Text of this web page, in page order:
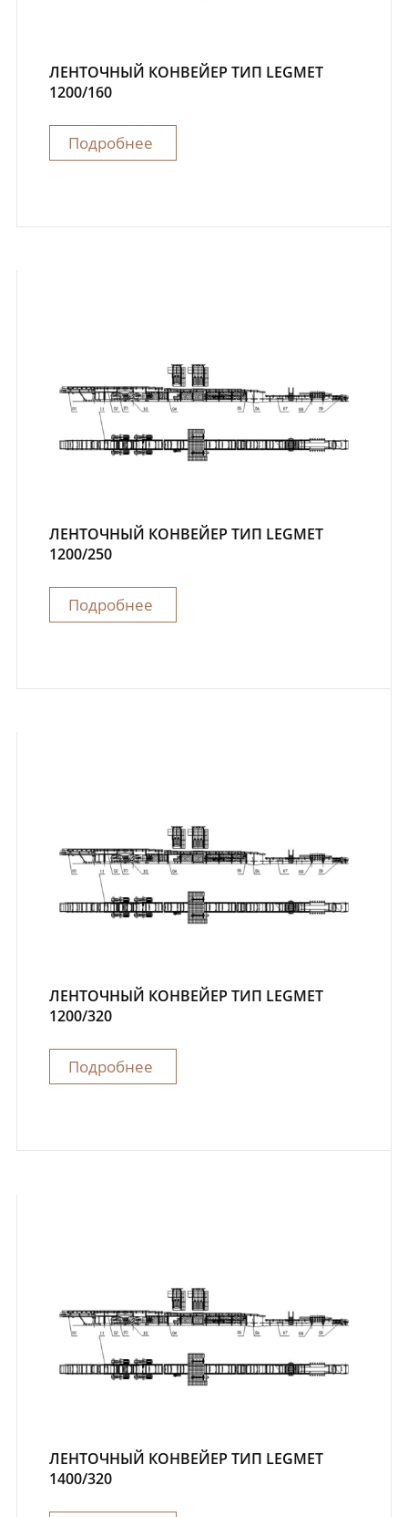
ЛЕНТОЧНЫЙ КОНВЕЙЕР ТИП LEGMET
1200/160
Подробнее
ЛЕНТОЧНЫЙ КОНВЕЙЕР ТИП LEGMET
1200/250
Подробнее
ЛЕНТОЧНЫЙ КОНВЕЙЕР ТИП LEGMET
1200/320
Подробнее
ЛЕНТОЧНЫЙ КОНВЕЙЕР ТИП LEGMET
1400/320